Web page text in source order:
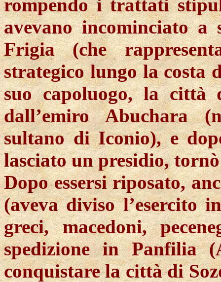
rompendo i trattati
avevano incominciato a
Frigia (che
strategico lungo la costa
suo capoluogo, la
dall’emiroAbuchara
sultano di Iconio), e
lasciato un presidio,
Dopo essersi riposato,
(aveva diviso l’esercito
greci, macedoni,
spedizione in Panfilia
conquistare la città di